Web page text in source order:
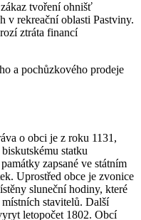
tvoření ohnišť
v rekreační oblasti Pastviny.
ztráta financí
a pochůzkového prodeje
o obci je z roku 1131,
statku
zapsané ve státním
Uprostřed obce je zvonice
sluneční hodiny, které
stavitelů. Další
letopočet 1802. Obcí